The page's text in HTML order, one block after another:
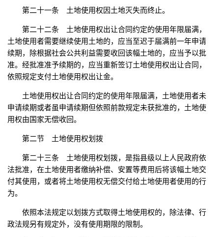
第二十一条 土地使用权因土地灭失而终止。
第二十二条 土地使用权出让合同约定的使用年限届满，
土地使用者需要继续使用土地的，应当至迟于届满前一年申请
续期，除根据社会公共利益需要收回该幅土地的，应当予以批
准。经批准准予续期的，应当重新签订土地使用权出让合同，
依照规定支付土地使用权出让金。
土地使用权出让合同约定的使用年限届满，土地使用者未
申请续期或者虽申请续期但依照前款规定未获批准的，土地使
用权由国家无偿收回。
第二节 土地使用权划拨
第二十三条 土地使用权划拨，是指县级以上人民政府依
法批准，在土地使用者缴纳补偿、安置等费用后将该幅土地交
付其使用，或者将土地使用权无偿交付给土地使用者使用的行
为。
依照本法规定以划拨方式取得土地使用权的，除法律、行
政法规另有规定外，没有使用期限的限制。